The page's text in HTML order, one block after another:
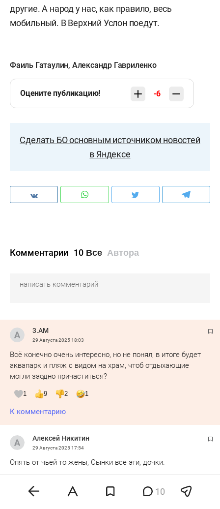
другие. А народ у нас, как правило, весь
мобильный. В Верхний Услон поедут.
Фаиль Гатаулин, Александр Гавриленко
Оцените публикацию! -6
Сделать БО основным источником новостей
в Яндексе
Комментарии 10 Все Автора
3.AM
29 Августа 202518:03
Всё конечно очень интересно, но не понял, в итоге будет
аквапарк и пляж с видом на храм, чтоб отдыхающие
могли заодно причаститься?
1 9 2 1
К комментарию
Алексей Никитин
29 Августа 202517:54
Опять от чьей то жены, Сынки все эти, дочки.
Показать ответы 1Ответить
10